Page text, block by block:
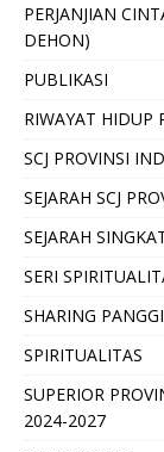
PERJANJIAN
DEHON)
PUBLIKASI
RIWAYAT HIDUP
SCJ PROVINSI
SEJARAH SCJ
SEJARAH
SERI
SHARING
SPIRITUALITAS
SUPERIOR
2024-2027